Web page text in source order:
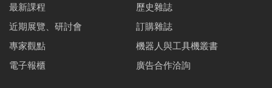
最新課程
近期展覽、研討會
專家觀點
電子報櫃
歷史雜誌
訂購雜誌
機器人與工具機叢書
廣告合作洽詢